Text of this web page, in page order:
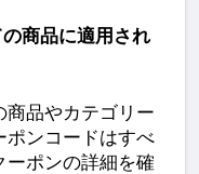
商品に適用され
商品やカテゴリー
ポンコードはすべ
ーポンの詳細を確